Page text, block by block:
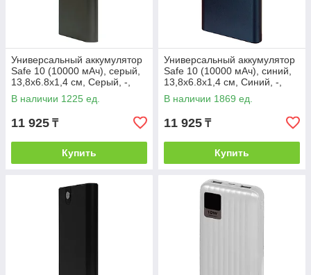
Универсальный аккумулятор
Safe 10 (10000 мАч), серый,
13,8х6.8х1,4 см, Серый, -,
37173 29
В наличии 1225 ед.
11 925 ₸
Купить
Универсальный аккумулятор
Safe 10 (10000 мАч), синий,
13,8х6.8х1,4 см, Синий, -,
37173 25
В наличии 1869 ед.
11 925 ₸
Купить